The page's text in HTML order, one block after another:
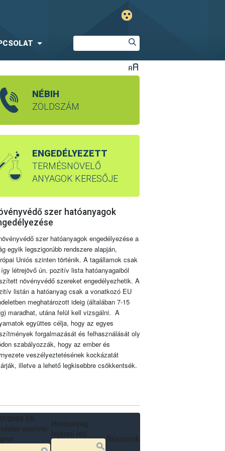
NÉBIH
ZÖLDSZÁM
ENGEDÉLYEZETT
TERMÉSNÖVELŐ
ANYAGOK KERESŐJE
szer hatóanyagok
szer hatóanyagok engedélyezése a
egyik legszigorúbb rendszere alapján,
Uniós szinten történik. A tagállamok csak
létrejövő ún. pozitív lista hatóanyagaiból
növényvédő szereket engedélyezhetik. A
listán a hatóanyag csak a vonatkozó EU
meghatározott ideig (általában 7-15
maradhat, utána felül kell vizsgálni. A
együttes célja, hogy az egyes
forgalmazását és felhasználását oly
szabályozzák, hogy az ember és
veszélyeztetésének kockázatát
illetve a lehető legkisebbre csökkentsék.